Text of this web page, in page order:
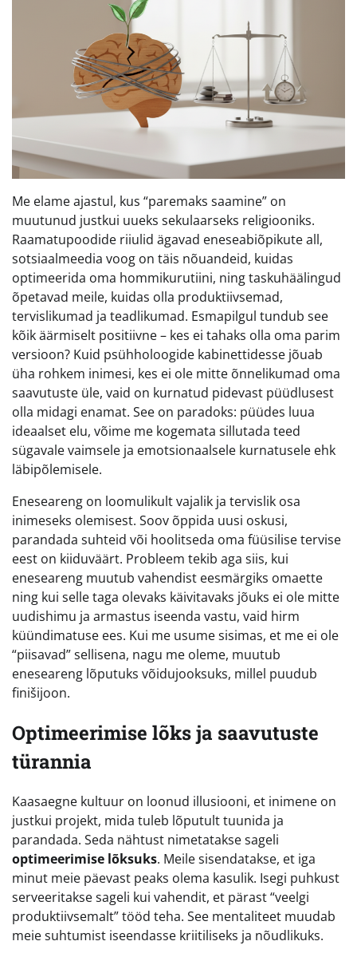
Me elame ajastul, kus “paremaks saamine” on
muutunud justkui uueks sekulaarseks religiooniks.
Raamatupoodide riiulid ägavad eneseabiõpikute all,
sotsiaalmeedia voog on täis nõuandeid, kuidas
optimeerida oma hommikurutiini, ning taskuhäälingud
õpetavad meile, kuidas olla produktiivsemad,
tervislikumad ja teadlikumad. Esmapilgul tundub see
kõik äärmiselt positiivne – kes ei tahaks olla oma parim
versioon? Kuid psühholoogide kabinettidesse jõuab
üha rohkem inimesi, kes ei ole mitte õnnelikumad oma
saavutuste üle, vaid on kurnatud pidevast püüdlusest
olla midagi enamat. See on paradoks: püüdes luua
ideaalset elu, võime me kogemata sillutada teed
sügavale vaimsele ja emotsionaalsele kurnatusele ehk
läbipõlemisele.
Eneseareng on loomulikult vajalik ja tervislik osa
inimeseks olemisest. Soov õppida uusi oskusi,
parandada suhteid või hoolitseda oma füüsilise tervise
eest on kiiduväärt. Probleem tekib aga siis, kui
eneseareng muutub vahendist eesmärgiks omaette
ning kui selle taga olevaks käivitavaks jõuks ei ole mitte
uudishimu ja armastus iseenda vastu, vaid hirm
küündimatuse ees. Kui me usume sisimas, et me ei ole
“piisavad” sellisena, nagu me oleme, muutub
eneseareng lõputuks võidujooksuks, millel puudub
finišijoon.
Optimeerimise lõks ja saavutuste
türannia
Kaasaegne kultuur on loonud illusiooni, et inimene on
justkui projekt, mida tuleb lõputult tuunida ja
parandada. Seda nähtust nimetatakse sageli
optimeerimise lõksuks. Meile sisendatakse, et iga
minut meie päevast peaks olema kasulik. Isegi puhkust
serveeritakse sageli kui vahendit, et pärast “veelgi
produktiivsemalt” tööd teha. See mentaliteet muudab
meie suhtumist iseendasse kriitiliseks ja nõudlikuks.